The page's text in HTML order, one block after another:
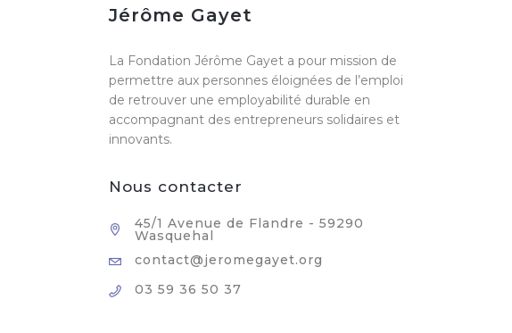
Jérôme Gayet
La Fondation Jérôme Gayet a pour mission de
permettre aux personnes éloignées de l’emploi
de retrouver une employabilité durable en
accompagnant des entrepreneurs solidaires et
innovants.
Nous contacter
45/1 Avenue de Flandre - 59290
Wasquehal
contact@jeromegayet.org
03 59 36 50 37